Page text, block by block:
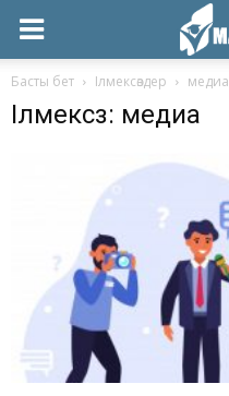
Басты бет Ілмексөздер медиа
Ілмексөз: медиа